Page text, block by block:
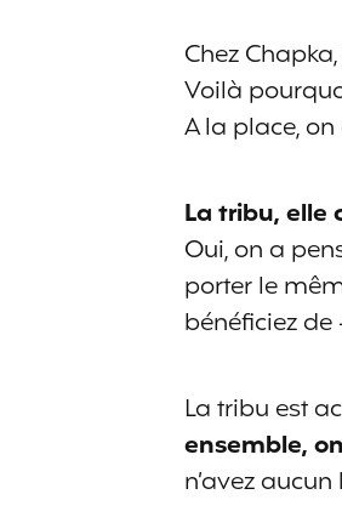
Chez
Voilà
A la place,
La tribu, elle
Oui, on a
porter le
bénéficiez de
La tribu est
ensemble,
n’avez